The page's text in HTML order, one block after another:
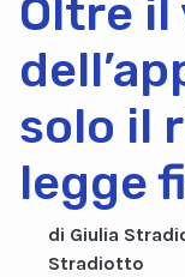
Oltre il
solo il
legge
di Giulia
Stradiotto